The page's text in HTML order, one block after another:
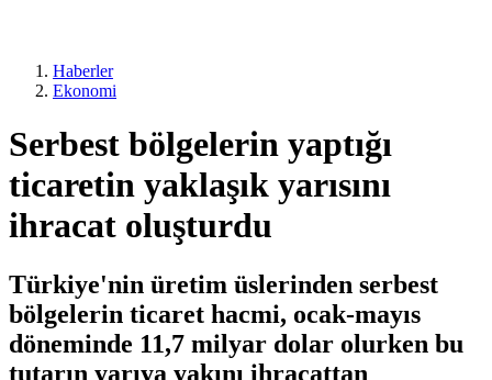
Haberler
Ekonomi
Serbest bölgelerin yaptığı
ticaretin yaklaşık yarısını
ihracat oluşturdu
Türkiye'nin üretim üslerinden serbest
bölgelerin ticaret hacmi, ocak-mayıs
döneminde 11,7 milyar dolar olurken bu
tutarın yarıya yakını ihracattan